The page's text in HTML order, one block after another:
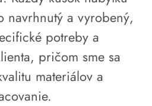
navrhnutý a vyrobený,
potreby a
pričom sme sa
materiálov a